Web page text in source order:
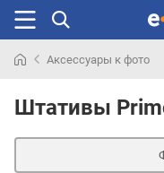
раньше
Аксессуары к фото
Штативы